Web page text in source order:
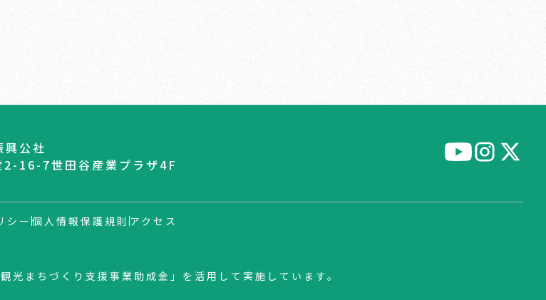
興公社
16-7世田谷産業プラザ4F
シー 個人情報保護規則 アクセス
光まちづくり支援事業助成金」を活用して実施しています。